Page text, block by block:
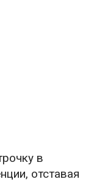
в
отставая